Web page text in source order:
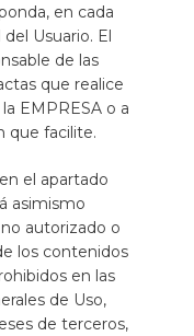
en cada
Usuario. El
de las
que realice
EMPRESA o a
que facilite.
el apartado
asimismo
autorizado o
los contenidos
en las
de Uso,
de terceros,